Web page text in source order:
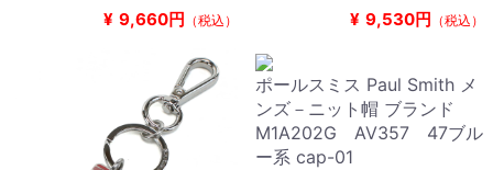
¥ 9,660円 （税込） ¥ 9,530円 （税込）
ポールスミス Paul Smith メ
ンズ－ニット帽 ブランド
M1A202G AV357 47ブル
ー系 cap-01